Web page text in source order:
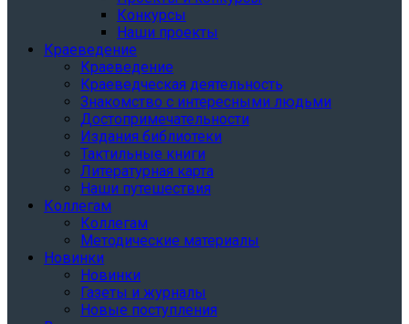
Конкурсы
Наши проекты
Краеведение
Краеведение
Краеведческая деятельность
Знакомство с интересными людьми
Достопримечательности
Издания библиотеки
Тактильные книги
Литературная карта
Наши путешествия
Коллегам
Коллегам
Методические материалы
Новинки
Новинки
Газеты и журналы
Новые поступления